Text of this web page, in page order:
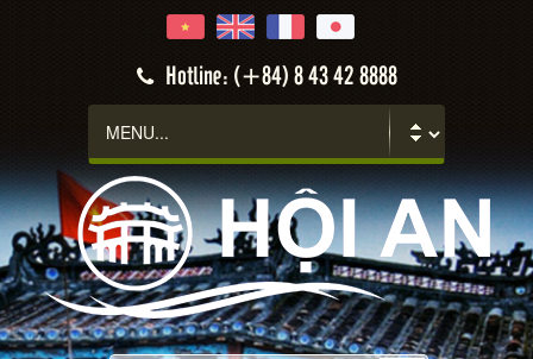
Hotline: (+84) 8 43 42 8888